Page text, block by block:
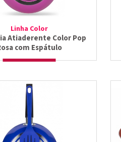
Linha Color
Atiaderente Color Pop
com Espátulo